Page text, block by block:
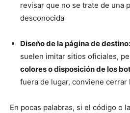
revisar que no se trate de una
desconocida
Diseño de la página de destino:
suelen imitar sitios oficiales,
colores o disposición de los
fuera de lugar, conviene cerrar
En pocas palabras, si el código o